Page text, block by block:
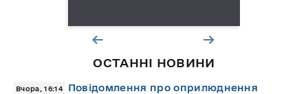
ОСТАННІ НОВИНИ
Вчора, 16:14
Повідомлення про оприлюднення